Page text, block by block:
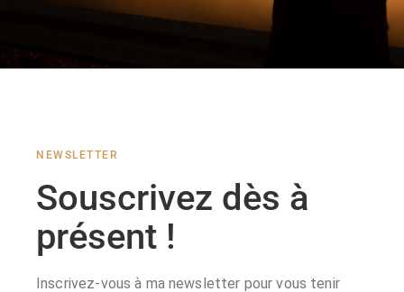
NEWSLETTER
Souscrivez dès à
présent !
Inscrivez-vous à ma newsletter pour vous tenir